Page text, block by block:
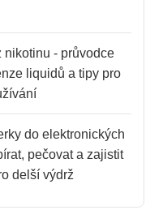
nikotinu - průvodce
liquidů a tipy pro
do elektronických
pečovat a zajistit
delší výdrž